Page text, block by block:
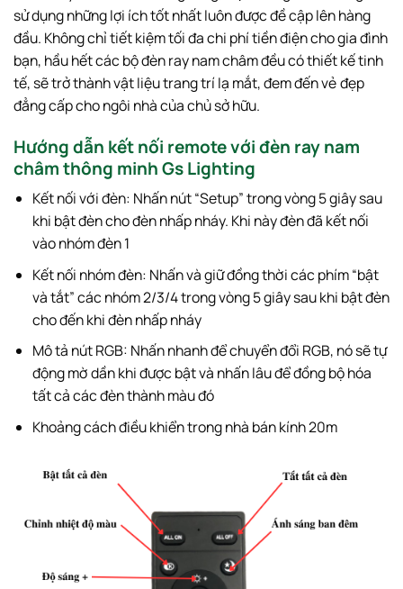
sử dụng những lợi ích tốt nhất luôn được đề cập lên hàng
đầu. Không chỉ tiết kiệm tối đa chi phí tiền điện cho gia đình
bạn, hầu hết các bộ đèn ray nam châm đều có thiết kế tinh
tế, sẽ trở thành vật liệu trang trí lạ mắt, đem đến vẻ đẹp
đẳng cấp cho ngôi nhà của chủ sở hữu.
Hướng dẫn kết nối remote với đèn ray nam
châm thông minh Gs Lighting
Kết nối với đèn: Nhấn nút “Setup” trong vòng 5 giây sau
khi bật đèn cho đèn nhấp nháy. Khi này đèn đã kết nối
vào nhóm đèn 1
Kết nối nhóm đèn: Nhấn và giữ đồng thời các phím “bật
và tắt” các nhóm 2/3/4 trong vòng 5 giây sau khi bật đèn
cho đến khi đèn nhấp nháy
Mô tả nút RGB: Nhấn nhanh để chuyển đổi RGB, nó sẽ tự
động mờ dần khi được bật và nhấn lâu để đồng bộ hóa
tất cả các đèn thành màu đó
Khoảng cách điều khiển trong nhà bán kính 20m